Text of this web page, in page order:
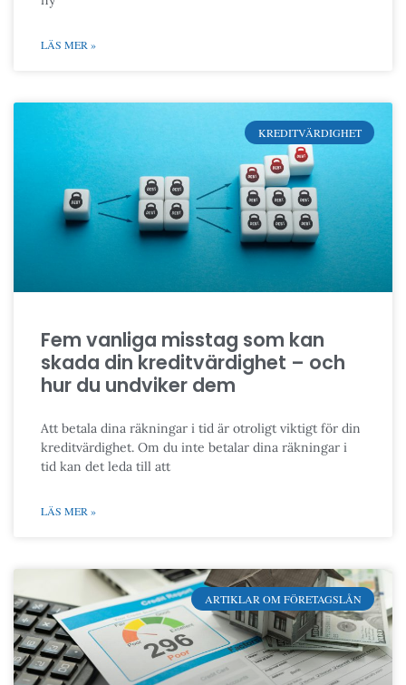
LÄS MER »
KREDITVÄRDIGHET
Fem vanliga misstag som kan
skada din kreditvärdighet – och
hur du undviker dem
Att betala dina räkningar i tid är otroligt viktigt för din
kreditvärdighet. Om du inte betalar dina räkningar i
tid kan det leda till att
LÄS MER »
ARTIKLAR OM FÖRETAGSLÅN